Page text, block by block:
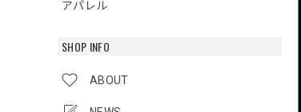
アパレル
SHOP INFO
ABOUT